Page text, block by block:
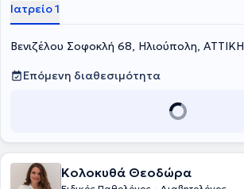
Ιατρείο 1
Βενιζέλου Σοφοκλή 68, Ηλιούπολη, ΑΤΤΙΚΗ
Επόμενη διαθεσιμότητα
Κολοκυθά Θεοδώρα